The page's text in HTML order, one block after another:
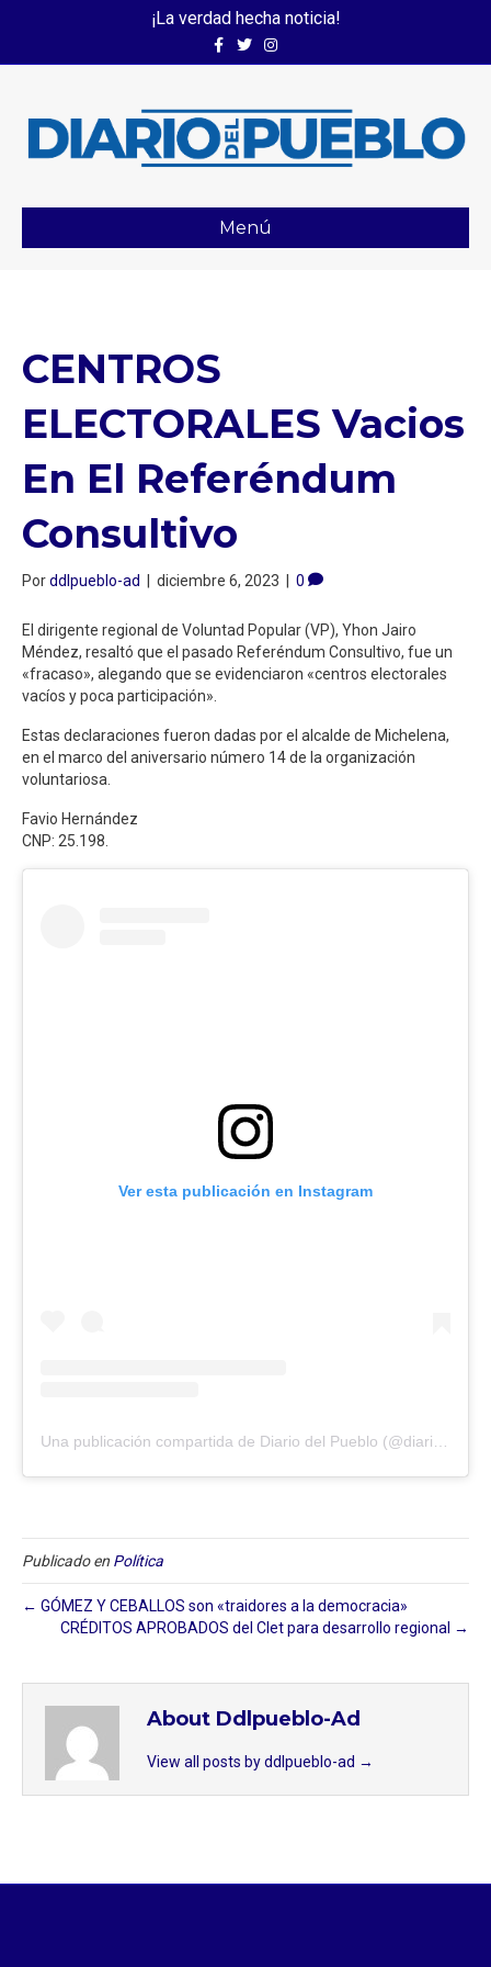
¡La verdad hecha noticia!
FacebookTwitterInstagram
Menú
CENTROS
ELECTORALES Vacios
En El Referéndum
Consultivo
Porddlpueblo-ad | diciembre 6, 2023 | 0
El dirigente regional de Voluntad Popular (VP), Yhon Jairo
Méndez, resaltó que el pasado Referéndum Consultivo, fue un
«fracaso», alegando que se evidenciaron «centros electorales
vacíos y poca participación».
Estas declaraciones fueron dadas por el alcalde de Michelena,
en el marco del aniversario número 14 de la organización
voluntariosa.
Favio Hernández
CNP: 25.198.
Ver esta publicación en Instagram
Publicado en Política
← GÓMEZ Y CEBALLOS son «traidores a la democracia»
CRÉDITOS APROBADOS del Clet para desarrollo regional →
About Ddlpueblo-Ad
View all posts by ddlpueblo-ad →